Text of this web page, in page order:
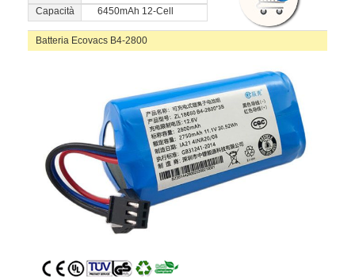
Capacità
6450mAh 12-Cell
Batteria Ecovacs B4-2800